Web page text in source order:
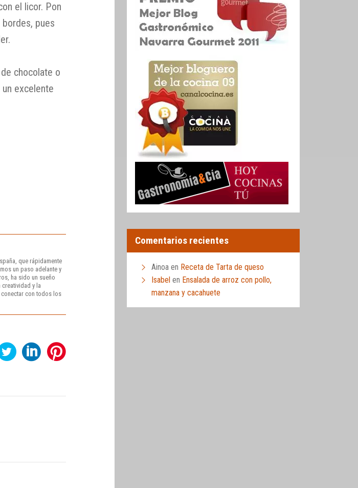
el licor. Pon
pues
chocolate o
excelente
que rápidamente
un paso adelante y
ha sido un sueño
y la
con todos los
Comentarios recientes
Ainoa en Receta de Tarta de queso
Isabel en Ensalada de arroz con pollo,
manzana y cacahuete